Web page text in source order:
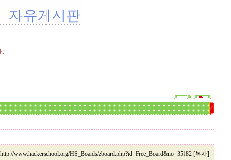
http://www.hackerschool.org/HS_Boards/zboard.php?id=Free_Board&no=35182 [복사]